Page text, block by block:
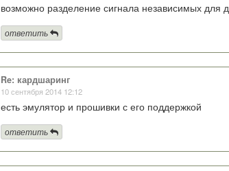
возможно разделение сигнала независимых для
ответить
Re: кардшаринг
10 сентября 2014 12:12
есть эмулятор и прошивки с его поддержкой
ответить